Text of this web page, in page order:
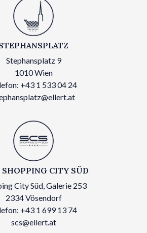
Stephansplatz 9
1010 Wien
+43 1 533 04 24
SHOPPING CITY SÜD
City Süd, Galerie 253
2334 Vösendorf
+43 1 699 13 74
scs@ellert.at